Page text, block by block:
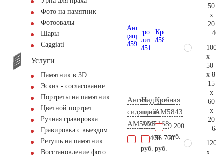
Фото на памятник
Фотоовалы
Шары
Сaggiati
Услуги
Памятник в 3D
Эскиз - согласование
Портреты на памятник
Цветной портрет
Ручная гравировка
Гравировка с выездом
Ретушь на памятник
Восстановление фото
Ангел
сидящий
AM5903
22.400
руб.
Надгробная
плита
AM5168
56.700
руб.
Крест
AM5843
9.200
руб.
50
x
20
100
x
50
x 8
15
x
60
x
20
120
x